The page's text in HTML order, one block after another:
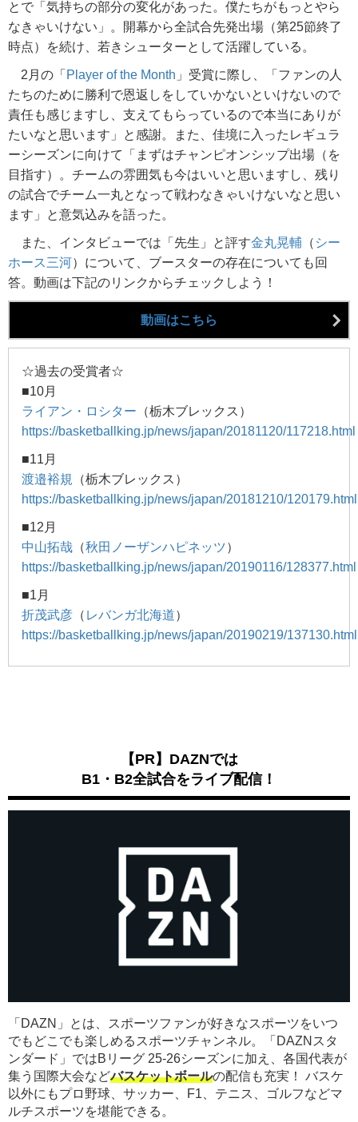
とで「気持ちの部分の変化があった。僕たちがもっとやら
なきゃいけない」。開幕から全試合先発出場（第25節終了
時点）を続け、若きシューターとして活躍している。
2月の「 Player of the Month 」受賞に際し、「ファンの人
たちのために勝利で恩返しをしていかないといけないので
責任も感じますし、支えてもらっているので本当にありが
たいなと思います」と感謝。また、佳境に入ったレギュラ
ーシーズンに向けて「まずはチャンピオンシップ出場（を
目指す）。チームの雰囲気も今はいいと思いますし、残り
の試合でチーム一丸となって戦わなきゃいけないなと思い
ます」と意気込みを語った。
また、インタビューでは「先生」と評す金丸晃輔 （ シー
ホース三河）について、ブースターの存在についても回
答。動画は下記のリンクからチェックしよう！
動画はこちら
☆過去の受賞者☆
■10月
ライアン・ロシター （栃木ブレックス）
https://basketballking.jp/news/japan/20181120/117218.html
■11月
渡邉裕規
（栃木ブレックス）
https://basketballking.jp/news/japan/20181210/120179.html
■12月
中山拓哉 （秋田ノーザンハピネッツ）
https://basketballking.jp/news/japan/20190116/128377.html
■1月
折茂武彦 （ レバンガ北海道）
https://basketballking.jp/news/japan/20190219/137130.html
【PR】DAZNでは
B1・B2全試合をライブ配信！
「DAZN」とは、スポーツファンが好きなスポーツをいつ
でもどこでも楽しめるスポーツチャンネル。「DAZNスタ
ンダード」ではBリーグ 25-26シーズンに加え、各国代表が
集う国際大会などバスケットボールの配信も充実！ バスケ
以外にもプロ野球、サッカー、F1、テニス、ゴルフなどマ
ルチスポーツを堪能できる。